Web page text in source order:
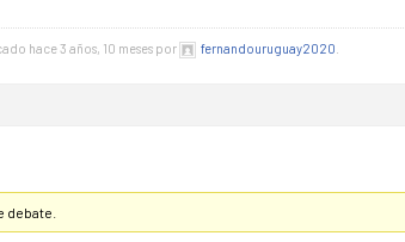
hace 3 años, 10 meses por fernandouruguay2020